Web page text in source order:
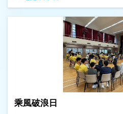
乘風破浪日